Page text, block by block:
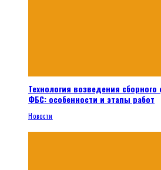
Технология возведения
ФБС: особенности и этапы работ
Новости